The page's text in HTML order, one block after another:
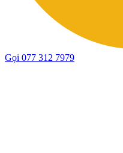
Gọi 077 312 7979